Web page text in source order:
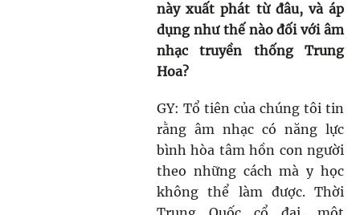
này xuất phát từ đâu, và áp
dụng như thế nào đối với âm
nhạc truyền thống Trung
Hoa?
GY: Tổ tiên của chúng tôi tin
rằng âm nhạc có năng lực
bình hòa tâm hồn con người
theo những cách mà y học
không thể làm được. Thời